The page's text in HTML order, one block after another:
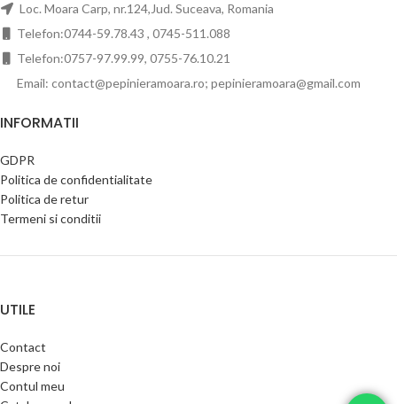
Loc. Moara Carp, nr.124,Jud. Suceava, Romania
Telefon:0744-59.78.43 , 0745-511.088
Telefon:0757-97.99.99, 0755-76.10.21
Email: contact@pepinieramoara.ro; pepinieramoara@gmail.com
INFORMATII
GDPR
Politica de confidentialitate
Politica de retur
Termeni si conditii
UTILE
Contact
Despre noi
Contul meu